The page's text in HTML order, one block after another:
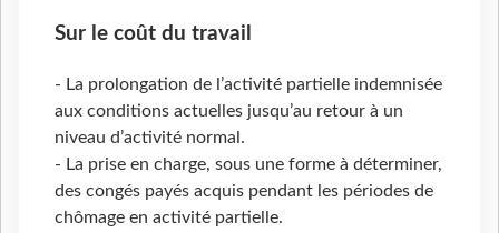
Sur le coût du travail
- La prolongation de l’activité partielle indemnisée
aux conditions actuelles jusqu’au retour à un
niveau d’activité normal.
- La prise en charge, sous une forme à déterminer,
des congés payés acquis pendant les périodes de
chômage en activité partielle.